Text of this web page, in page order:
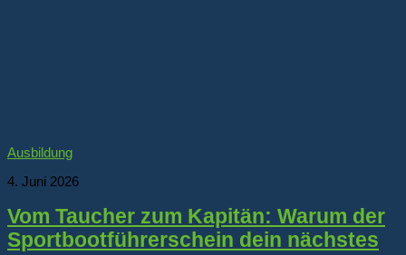
Ausbildung
4. Juni 2026
Vom Taucher zum Kapitän: Warum der
Sportbootführerschein dein nächstes